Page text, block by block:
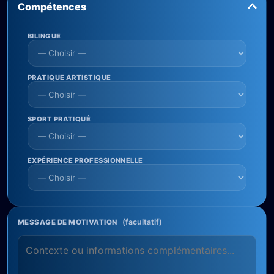
Compétences
BILINGUE
PRATIQUE ARTISTIQUE
SPORT PRATIQUÉ
EXPÉRIENCE PROFESSIONNELLE
MESSAGE DE MOTIVATION (facultatif)